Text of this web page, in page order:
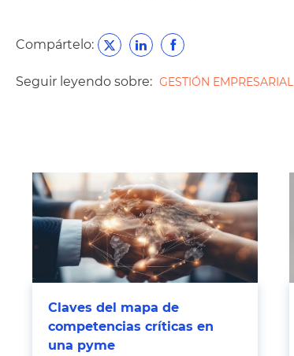
Compártelo:
Seguir leyendo sobre: GESTIÓN EMPRESARIAL
Claves del mapa de
competencias críticas en
una pyme